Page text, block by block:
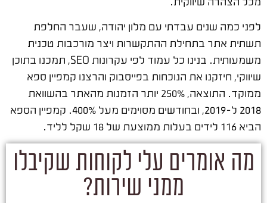
לפני כמה שנים עבדתי עם מלון יהודה, שעבר החלפת
תשתית אתר בתחילת ההתקשרות ויצר מורכבות טכנית
משמעותית. בנינו כל עמוד לפי עקרונות SEO, תמכנו בתוכן
שיווקי, חיזקנו את הנוכחות בפייסבוק והרצנו קמפיין ספא
ממוקד. התוצאה, 250% יותר הזמנות מהאתר בהשוואת
2018 ל-2019, ובחודשים מסוימים מעל 400%. קמפיין הספא
הביא 116 לידים בעלות ממוצעת של 18 שקל לליד.
מה אומרים עלי לקוחות שקיבלו
ממני שירות?